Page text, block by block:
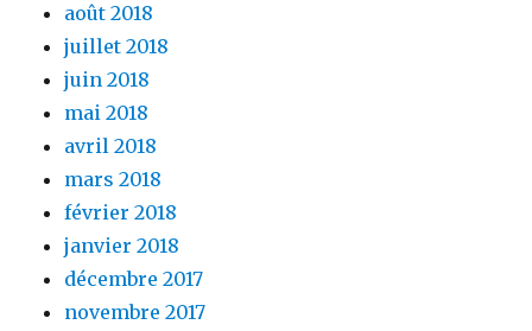
août 2018
juillet 2018
juin 2018
mai 2018
avril 2018
mars 2018
février 2018
janvier 2018
décembre 2017
novembre 2017